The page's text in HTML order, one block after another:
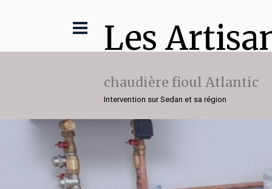
Les
chaudière fioul Atlantic
Intervention sur Sedan et sa région